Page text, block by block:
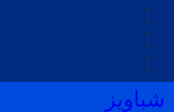
شباویز